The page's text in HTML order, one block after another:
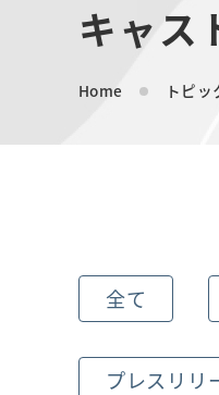
キャス
Home トピッ
全て
プレスリリ